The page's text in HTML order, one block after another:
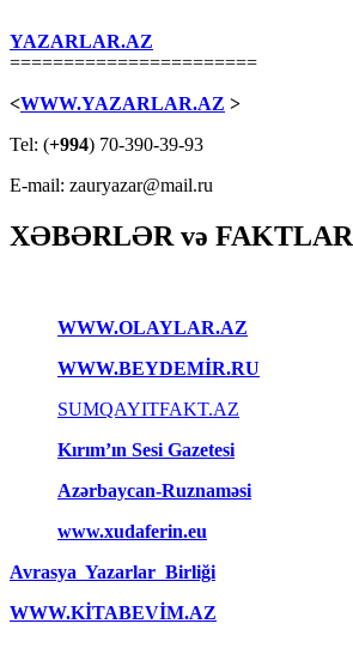
YAZARLAR.AZ
=======================
<WWW.YAZARLAR.AZ >
Tel: (+994) 70-390-39-93
E-mail: zauryazar@mail.ru
XƏBƏRLƏR və FAKTLAR
WWW.OLAYLAR.AZ
WWW.BEYDEMİR.RU
SUMQAYITFAKT.AZ
Kırım’ın Sesi Gazetesi
Azərbaycan-Ruznaməsi
www.xudaferin.eu
Avrasya Yazarlar Birliği
WWW.KİTABEVİM.AZ